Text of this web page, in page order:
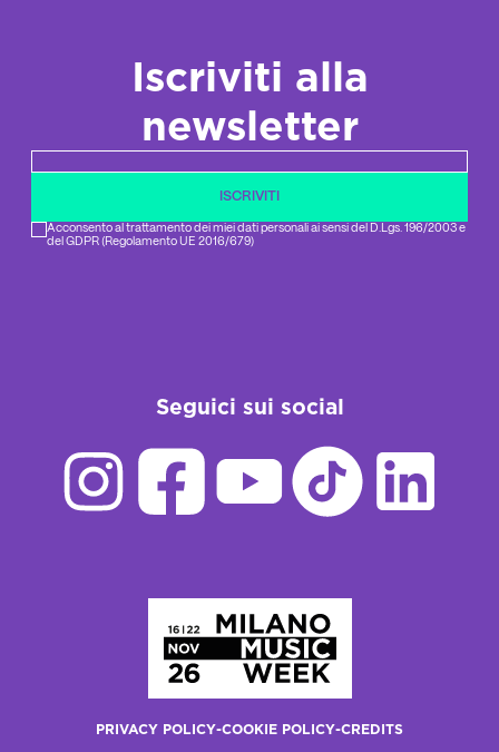
Iscriviti alla
newsletter
ISCRIVITI
Acconsento al trattamento dei miei dati personali ai sensi del D.Lgs. 196/2003 e
del GDPR (Regolamento UE 2016/679)
Seguici sui social
PRIVACY POLICY-COOKIE POLICY-CREDITS